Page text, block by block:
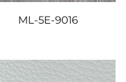
ML-5E-9016